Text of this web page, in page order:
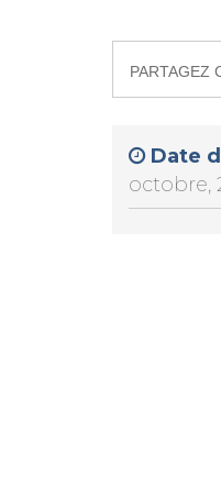
PARTAGEZ
Date
octobre,